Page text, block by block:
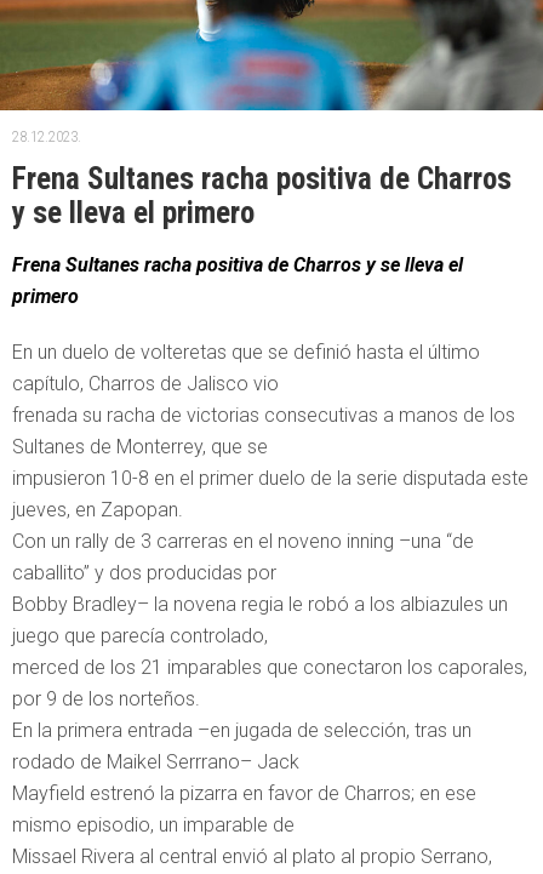
28.12.2023.
Frena Sultanes racha positiva de Charros
y se lleva el primero
Frena Sultanes racha positiva de Charros y se lleva el
primero
En un duelo de volteretas que se definió hasta el último
capítulo, Charros de Jalisco vio
frenada su racha de victorias consecutivas a manos de los
Sultanes de Monterrey, que se
impusieron 10-8 en el primer duelo de la serie disputada este
jueves, en Zapopan.
Con un rally de 3 carreras en el noveno inning –una “de
caballito” y dos producidas por
Bobby Bradley– la novena regia le robó a los albiazules un
juego que parecía controlado,
merced de los 21 imparables que conectaron los caporales,
por 9 de los norteños.
En la primera entrada –en jugada de selección, tras un
rodado de Maikel Serrrano– Jack
Mayfield estrenó la pizarra en favor de Charros; en ese
mismo episodio, un imparable de
Missael Rivera al central envió al plato al propio Serrano,